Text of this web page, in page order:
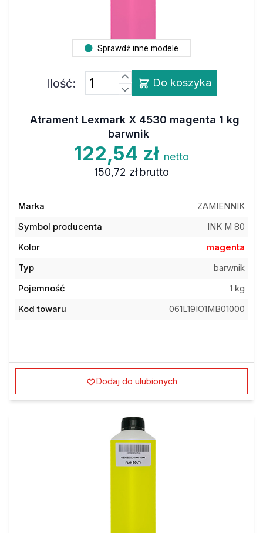
Sprawdź inne modele
Ilość: Do koszyka
Atrament Lexmark X 4530 magenta 1 kg
barwnik
122,54 zł netto
150,72 zł brutto
Marka
ZAMIENNIK
Symbol producenta
INK M 80
Kolor
magenta
Typ
barwnik
Pojemność
1 kg
Kod towaru
061L19IO1MB01000
Dodaj do ulubionych